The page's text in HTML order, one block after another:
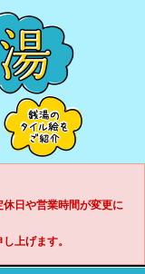
日や営業時間が変更に
上げます。